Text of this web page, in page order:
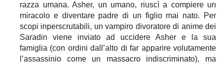
razza umana. Asher, un umano, riuscì a compiere un
miracolo e diventare padre di un figlio mai nato. Per
scopi inperscrutabili, un vampiro divoratore di anime dei
Saradin viene inviato ad uccidere Asher e la sua
famiglia (con ordini dall’alto di far apparire volutamente
l’assassinio come un massacro indiscriminato), ma